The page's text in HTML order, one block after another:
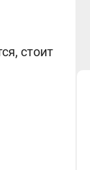
стоит